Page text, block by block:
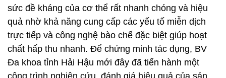
sức đề kháng của cơ thể rất nhanh chóng và hiệu
quả nhờ khả năng cung cấp các yếu tố miễn dịch
trực tiếp và công nghệ bào chế đặc biệt giúp hoạt
chất hấp thu nhanh. Để chứng minh tác dụng, BV
Đa khoa tỉnh Hải Hậu mới đây đã tiến hành một
công trình nghiên cứu, đánh giá hiệu quả của sản